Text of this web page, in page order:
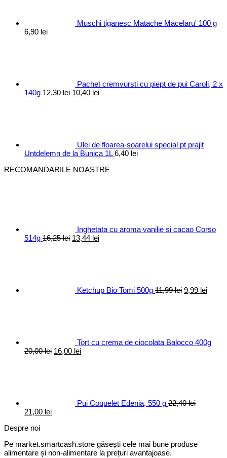
Muschi tiganesc Matache Macelaru' 100 g
6,90 lei
Pachet cremvursti cu piept de pui Caroli, 2 x
140g 12,30lei Prețul
10,40 leiPrețul
Ulei de floarea-soarelui special pt prajit
Untdelemn de la Bunica 1L 6,40 lei
RECOMANDARILE NOASTRE
Inghetata cu aroma vanilie si cacao Corso
514g 16,25lei Prețul
13,44 leiPrețul
Ketchup Bio Tomi 500g 11,99lei 9,99 lei
Tort cu crema de ciocolata Balocco 400g
20,00lei Prețul
16,00 leiPrețul
Pui Coquelet Edenia, 550 g 22,40lei
Prețul
a
22,40 lei.
21,00 leiPrețul
Despre noi
Pe market.smartcash.store găsești cele mai bune produse
alimentare și non-alimentare la prețuri avantajoase.